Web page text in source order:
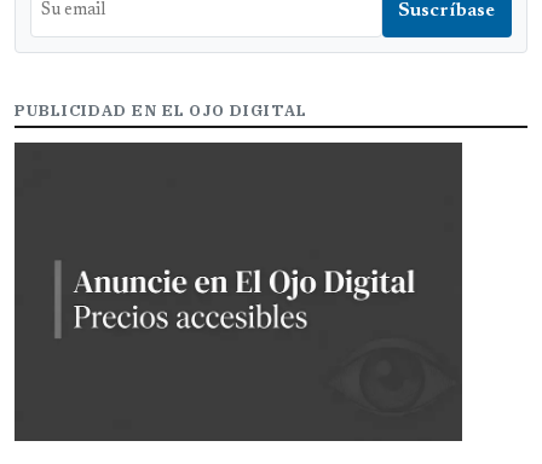
PUBLICIDAD EN EL OJO DIGITAL